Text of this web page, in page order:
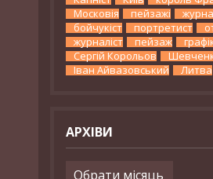
Московія
пейзажі
бойчукіст
портретист
журналіст
пейзаж
Сергій Корольов
Іван Айвазовський
Литва
АРХІВИ
Архіви